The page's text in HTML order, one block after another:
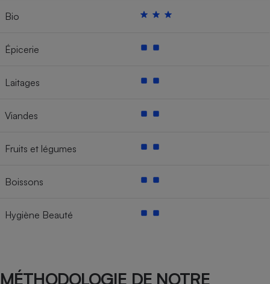
Bio
Épicerie
Laitages
Viandes
Fruits et légumes
Boissons
Hygiène Beauté
MÉTHODOLOGIE DE NOTRE